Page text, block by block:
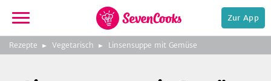
zur
Startseite
Zur App
Rezepte Vegetarisch Linsensuppe mit GemüseiStock.com/AnnaPustynnikova